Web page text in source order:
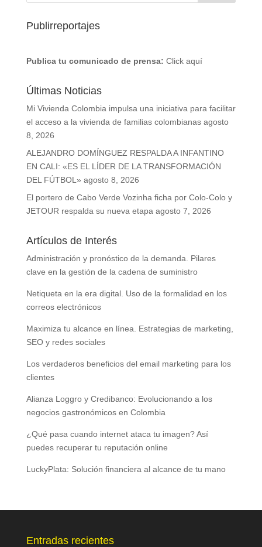
Publirreportajes
Publica tu comunicado de prensa: Click aquí
Últimas Noticias
Mi Vivienda Colombia impulsa una iniciativa para facilitar
el acceso a la vivienda de familias colombianas agosto
8, 2026
ALEJANDRO DOMÍNGUEZ RESPALDA A INFANTINO
EN CALI: «ES EL LÍDER DE LA TRANSFORMACIÓN
DEL FÚTBOL» agosto 8, 2026
El portero de Cabo Verde Vozinha ficha por Colo-Colo y
JETOUR respalda su nueva etapa agosto 7, 2026
Artículos de Interés
Administración y pronóstico de la demanda. Pilares
clave en la gestión de la cadena de suministro
Netiqueta en la era digital. Uso de la formalidad en los
correos electrónicos
Maximiza tu alcance en línea. Estrategias de marketing,
SEO y redes sociales
Los verdaderos beneficios del email marketing para los
clientes
Alianza Loggro y Credibanco: Evolucionando a los
negocios gastronómicos en Colombia
¿Qué pasa cuando internet ataca tu imagen? Así
puedes recuperar tu reputación online
LuckyPlata: Solución financiera al alcance de tu mano
Entradas recientes